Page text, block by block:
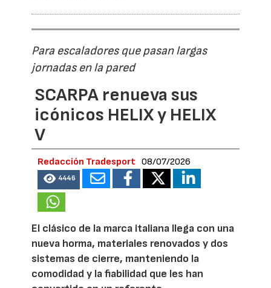
Para escaladores que pasan largas
jornadas en la pared
SCARPA renueva sus
icónicos HELIX y HELIX
V
Redacción Tradesport 08/07/2026
4446
El clásico de la marca italiana llega con una
nueva horma, materiales renovados y dos
sistemas de cierre, manteniendo la
comodidad y la fiabilidad que les han